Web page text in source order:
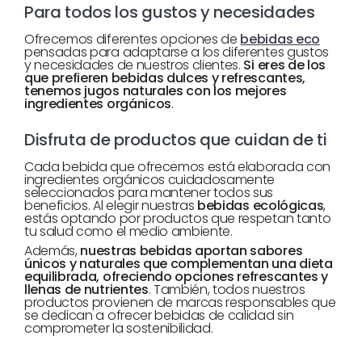
Para todos los gustos y necesidades
Ofrecemos diferentes opciones de bebidas eco
pensadas para adaptarse a los diferentes gustos
y necesidades de nuestros clientes. Si eres de los
que prefieren bebidas dulces y refrescantes,
tenemos jugos naturales con los mejores
ingredientes orgánicos.
Disfruta de productos que cuidan de ti
Cada bebida que ofrecemos está elaborada con
ingredientes orgánicos cuidadosamente
seleccionados para mantener todos sus
beneficios. Al elegir nuestras bebidas ecológicas,
estás optando por productos que respetan tanto
tu salud como el medio ambiente.
Además, nuestras bebidas aportan sabores
únicos y naturales que complementan una dieta
equilibrada, ofreciendo opciones refrescantes y
llenas de nutrientes. También, todos nuestros
productos provienen de marcas responsables que
se dedican a ofrecer bebidas de calidad sin
comprometer la sostenibilidad.